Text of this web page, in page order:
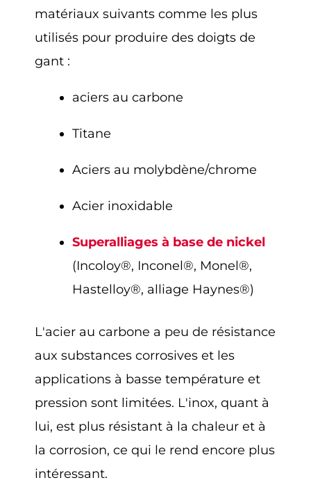
matériaux suivants comme les plus
utilisés pour produire des doigts de
gant :
aciers au carbone
Titane
Aciers au molybdène/chrome
Acier inoxidable
Superalliages à base de nickel
(Incoloy®, Inconel®, Monel®,
Hastelloy®, alliage Haynes®)
L'acier au carbone a peu de résistance
aux substances corrosives et les
applications à basse température et
pression sont limitées. L'inox, quant à
lui, est plus résistant à la chaleur et à
la corrosion, ce qui le rend encore plus
intéressant.